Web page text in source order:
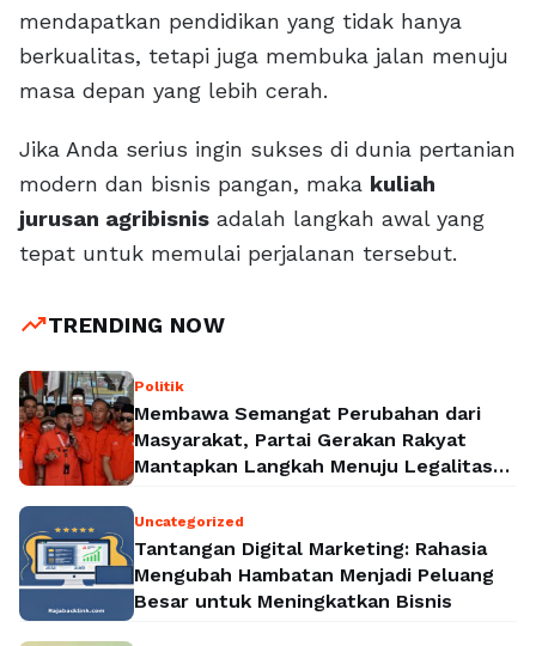
mendapatkan pendidikan yang tidak hanya
berkualitas, tetapi juga membuka jalan menuju
masa depan yang lebih cerah.
Jika Anda serius ingin sukses di dunia pertanian
modern dan bisnis pangan, maka kuliah
jurusan agribisnis adalah langkah awal yang
tepat untuk memulai perjalanan tersebut.
trending_upTRENDING NOW
Politik
Membawa Semangat Perubahan dari
Masyarakat, Partai Gerakan Rakyat
Mantapkan Langkah Menuju Legalitas
Uncategorized
Tantangan Digital Marketing: Rahasia
Mengubah Hambatan Menjadi Peluang
Besar untuk Meningkatkan Bisnis